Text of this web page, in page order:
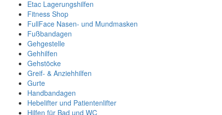
Etac Lagerungshilfen
Fitness Shop
FullFace Nasen- und Mundmasken
Fußbandagen
Gehgestelle
Gehhilfen
Gehstöcke
Greif- & Anziehhilfen
Gurte
Handbandagen
Hebelifter und Patientenlifter
Hilfen für Bad und WC